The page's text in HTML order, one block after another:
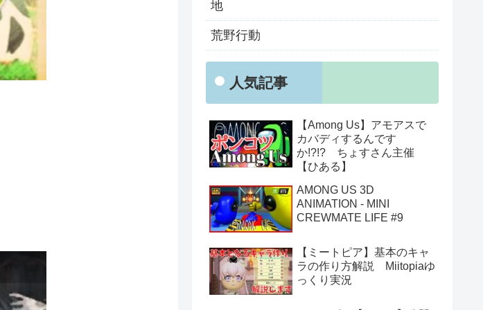
地
荒野行動
人気記事
【Among Us】アモアスで
カバディするんです
か!?!? ちょすさん主催
【ひある】
AMONG US 3D
ANIMATION - MINI
CREWMATE LIFE #9
【ミートピア】基本のキャ
ラの作り方解説 Miitopiaゆ
っくり実況